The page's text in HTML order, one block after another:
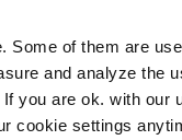
Some of them are
and analyze the
you are ok. with
cookie settings
2439,00